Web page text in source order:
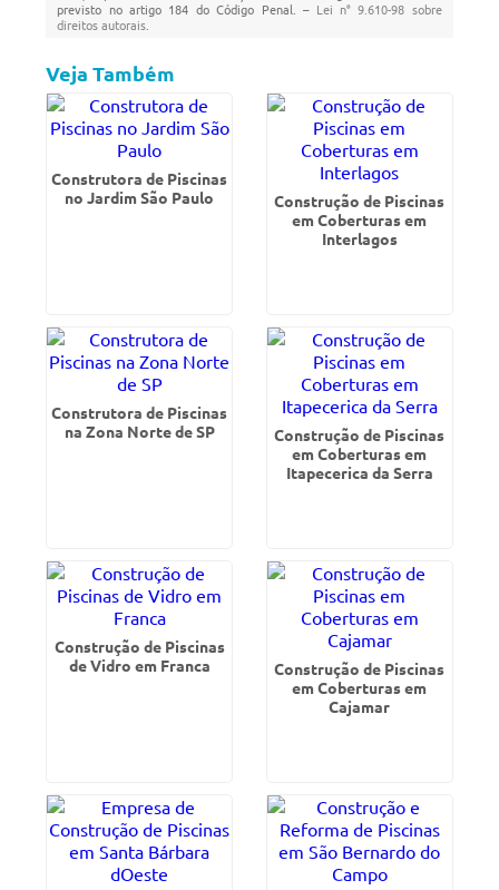
previsto no artigo 184 do Código Penal. – Lei n° 9.610-98 sobre
direitos autorais
Veja Também
Construtora de Piscinas
no Jardim São Paulo
Construção de Piscinas
em Coberturas em
Interlagos
Construtora de Piscinas
na Zona Norte de SP
Construção de Piscinas
em Coberturas em
Itapecerica da Serra
Construção de Piscinas
de Vidro em Franca
Construção de Piscinas
em Coberturas em
Cajamar